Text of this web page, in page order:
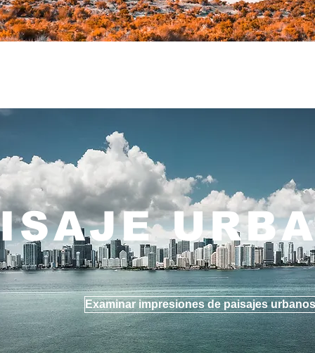
Examinar impresiones de paisajes urbanos